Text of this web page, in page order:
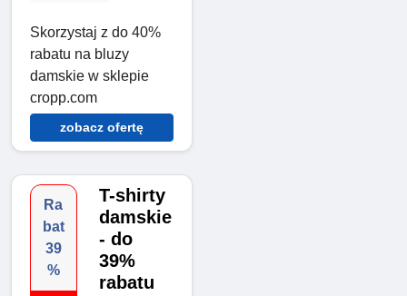
Skorzystaj z do 40%
rabatu na bluzy
damskie w sklepie
cropp.com
zobacz ofertę
Ra
bat
39
%
T-shirty
damskie
- do
39%
rabatu